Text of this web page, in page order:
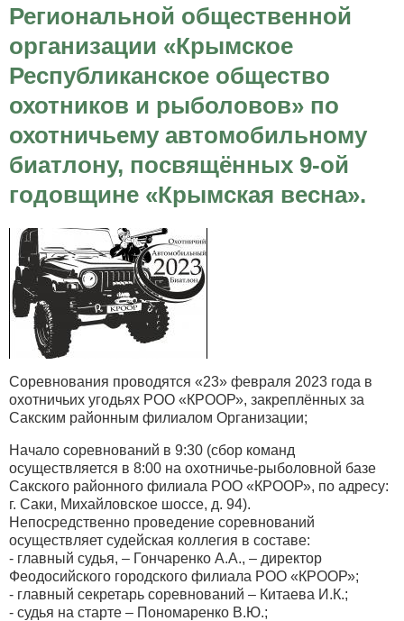
Региональной общественной
организации «Крымское
Республиканское общество
охотников и рыболовов» по
охотничьему автомобильному
биатлону, посвящённых 9-ой
годовщине «Крымская весна».
Соревнования проводятся «23» февраля 2023 года в
охотничьих угодьях РОО «КРООР», закреплённых за
Сакским районным филиалом Организации;
Начало соревнований в 9:30 (сбор команд
осуществляется в 8:00 на охотничье-рыболовной базе
Сакского районного филиала РОО «КРООР», по адресу:
г. Саки, Михайловское шоссе, д. 94).
Непосредственно проведение соревнований
осуществляет судейская коллегия в составе:
- главный судья, – Гончаренко А.А., – директор
Феодосийского городского филиала РОО «КРООР»;
- главный секретарь соревнований – Китаева И.К.;
- судья на старте – Пономаренко В.Ю.;